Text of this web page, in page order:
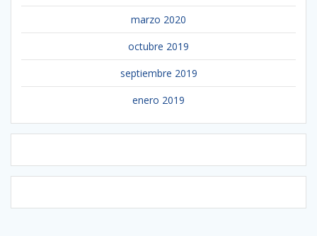
marzo 2020
octubre 2019
septiembre 2019
enero 2019